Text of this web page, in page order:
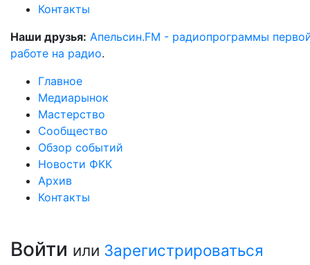
Контакты
Наши друзья: Апельсин.FM - радиопрограммы
работе на радио.
Главное
Медиарынок
Мастерство
Сообщество
Обзор событий
Новости ФКК
Архив
Контакты
Войти или Зарегистрироваться